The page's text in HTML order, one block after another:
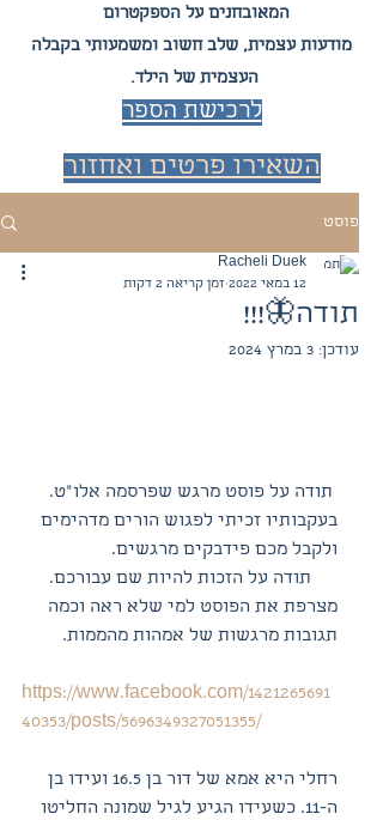
המאובחנים על הספקטרום
מודעות עצמית, שלב חשוב ומשמעותי בקבלה
העצמית של הילד.
לרכישת הספר
השאירו פרטים ואחזור
פוסט
תודה🦋!!!
Racheli Duek
12 במאי 2022
זמן קריאה 2 דקות
עודכן: 3 במרץ 2024
בעקבותיו זכיתי לפגוש הורים מדהימים
ולקבל מכם פידבקים מרגשים.
מצרפת את הפוסט למי שלא ראה וכמה
תגובות מרגשות של אמהות מהממות.
https://www.facebook.com/1421265691
40353/posts/5696349327051355/
רחלי היא אמא של דור בן 16.5 ועידו בן
ה-11. כשעידו הגיע לגיל שמונה החליטו